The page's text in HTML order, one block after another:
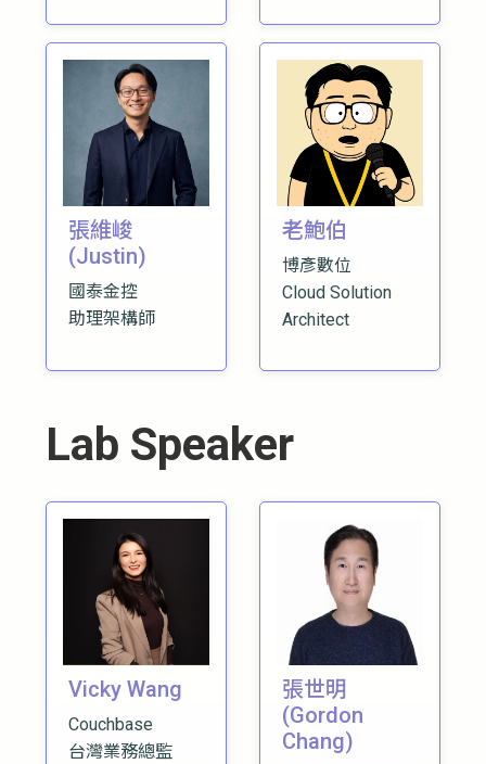
張維峻
(Justin)
國泰金控
助理架構師
老鮑伯
博彥數位
Cloud Solution
Architect
Lab Speaker
Vicky Wang
Couchbase
台灣業務總監
張世明
(Gordon
Chang)